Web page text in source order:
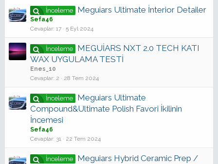
İnceleme Meguiars Ultimate İnterior Detailer
Sefa46
Cevaplar 17 5 Eyl 2024
İnceleme
MEGUİARS NXT 2.0 TECH KATI
WAX UYGULAMA TESTİ
Enes_10
Cevaplar 2 28 Tem 2024
İnceleme
Meguiars Ultimate
Compound&Ultimate Polish Favori İkilinin
İncemesi
Sefa46
Cevaplar 31 22 Tem 2024
İnceleme
Meguiars Hybrid Ceramic Prep /